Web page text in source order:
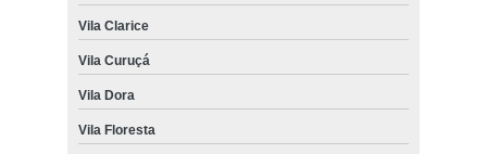
Vila Clarice
Vila Curuçá
Vila Dora
Vila Floresta